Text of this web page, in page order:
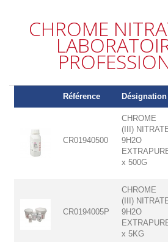
CHROME
Référence Désignation
CR01940500
CHROME
(III)
9H2O
x 500G
CR0194005P
CHROME
(III)
9H2O
x 5KG